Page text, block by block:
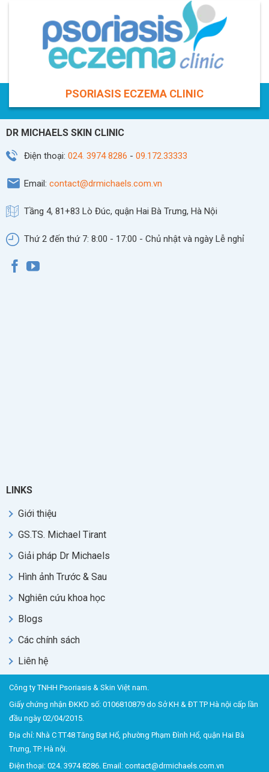
PSORIASIS ECZEMA CLINIC
DR MICHAELS SKIN CLINIC
Điện thoại: 024. 3974 8286 - 09.172.33333
Email: contact@drmichaels.com.vn
Tầng 4, 81+83 Lò Đúc, quận Hai Bà Trưng, Hà Nội
Thứ 2 đến thứ 7: 8:00 - 17:00 - Chủ nhật và ngày Lễ nghỉ
LINKS
Giới thiệu
GS.TS. Michael Tirant
Giải pháp Dr Michaels
Hình ảnh Trước & Sau
Nghiên cứu khoa học
Blogs
Các chính sách
Liên hệ
Công ty TNHH Psoriasis & Skin Việt nam.
Giấy chứng nhận ĐKKD số: 0106810879 do Sở KH & ĐT TP Hà nội cấp lần
đầu ngày 02/04/2015.
Địa chỉ: Nhà C TT48 Tăng Bạt Hổ, phường Phạm Đình Hổ, quận Hai Bà
Trưng, TP. Hà nội.
Điện thoại: 024. 3974 8286. Email: contact@drmichaels.com.vn